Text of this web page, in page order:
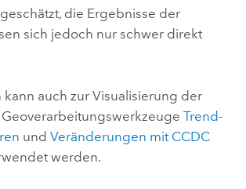
die Ergebnisse der
sich jedoch nur schwer direkt
kann auch zur Visualisierung der
Trend-
und Veränderungen mit CCDC
werden.